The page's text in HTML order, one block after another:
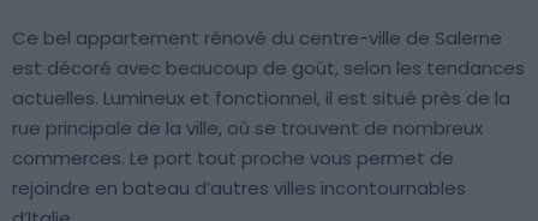
Ce bel appartement rénové du centre-ville de Salerne
est décoré avec beaucoup de goût, selon les tendances
actuelles. Lumineux et fonctionnel, il est situé près de la
rue principale de la ville, où se trouvent de nombreux
commerces. Le port tout proche vous permet de
rejoindre en bateau d’autres villes incontournables